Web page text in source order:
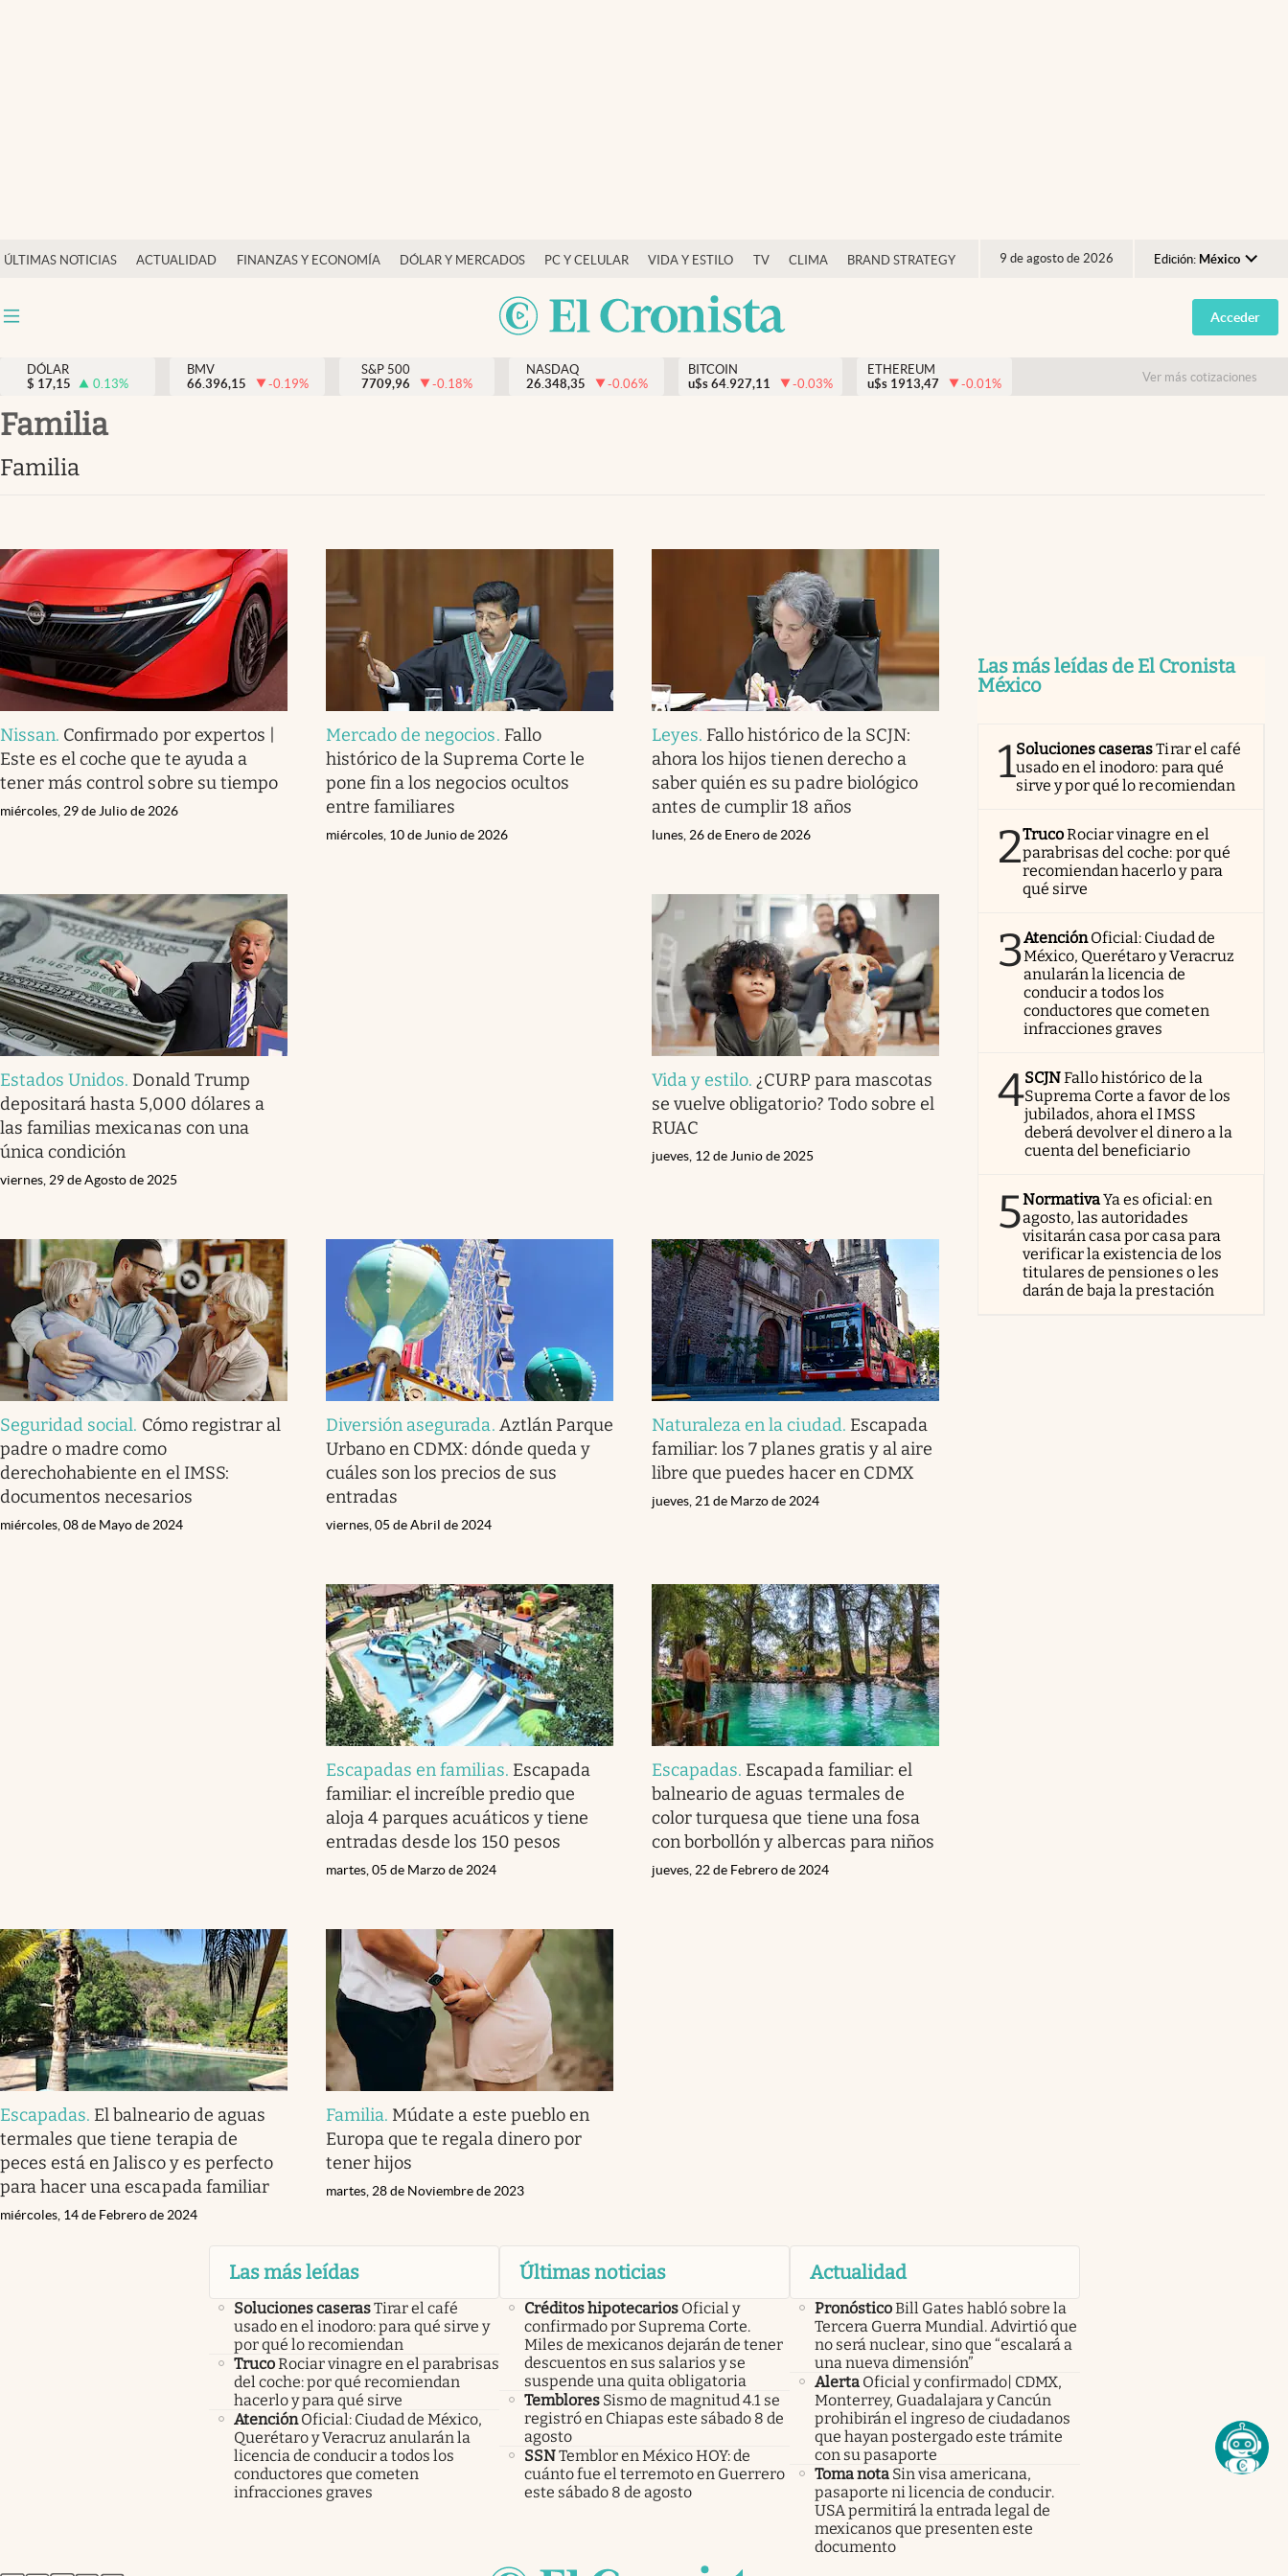
ÚLTIMAS NOTICIAS ACTUALIDAD FINANZAS Y ECONOMÍA DÓLAR Y MERCADOS PC Y CELULAR VIDA Y ESTILO TV CLIMA BRAND STRATEGY 9 de agosto de 2026 Edición: México
Argentina
España
USA
Opinión
Vida y estilo
Clima
Espiritualidad
abre en nueva pestaña
Acceder
DÓLAR
$ 17,15 0.13%
BMV
66.396,15
-0.19%
S&P 500
7709,96
-0.18%
NASDAQ
26.348,35
-0.06%
BITCOIN
u$s 64.927,11 -0.03%
ETHEREUM
u$s 1913,47 -0.01% Ver más cotizaciones
familia
familia
Nissan. Confirmado por expertos |
Este es el coche que te ayuda a
tener más control sobre su tiempo
miércoles, 29 de Julio de 2026
Mercado de negocios. Fallo
histórico de la Suprema Corte le
pone fin a los negocios ocultos
entre familiares
miércoles, 10 de Junio de 2026
Leyes. Fallo histórico de la SCJN:
ahora los hijos tienen derecho a
saber quién es su padre biológico
antes de cumplir 18 años
lunes, 26 de Enero de 2026
Estados Unidos. Donald Trump
depositará hasta 5,000 dólares a
las familias mexicanas con una
única condición
viernes, 29 de Agosto de 2025
Vida y estilo. ¿CURP para mascotas
se vuelve obligatorio? Todo sobre el
RUAC
jueves, 12 de Junio de 2025
Seguridad social. Cómo registrar al
padre o madre como
derechohabiente en el IMSS:
documentos necesarios
miércoles, 08 de Mayo de 2024
Diversión asegurada. Aztlán Parque
Urbano en CDMX: dónde queda y
cuáles son los precios de sus
entradas
viernes, 05 de Abril de 2024
Naturaleza en la ciudad. Escapada
familiar: los 7 planes gratis y al aire
libre que puedes hacer en CDMX
jueves, 21 de Marzo de 2024
Escapadas en familias. Escapada
familiar: el increíble predio que
aloja 4 parques acuáticos y tiene
entradas desde los 150 pesos
martes, 05 de Marzo de 2024
Escapadas. Escapada familiar: el
balneario de aguas termales de
color turquesa que tiene una fosa
con borbollón y albercas para niños
jueves, 22 de Febrero de 2024
Escapadas. El balneario de aguas
termales que tiene terapia de
peces está en Jalisco y es perfecto
para hacer una escapada familiar
miércoles, 14 de Febrero de 2024
Familia. Múdate a este pueblo en
Europa que te regala dinero por
tener hijos
martes, 28 de Noviembre de 2023
Las más leídas de El Cronista
México
1Soluciones caserasTirar el café
usado en el inodoro: para qué
sirve y por qué lo recomiendan
2TrucoRociar vinagre en el
parabrisas del coche: por qué
recomiendan hacerlo y para
qué sirve
3AtenciónOficial: Ciudad de
México, Querétaro y Veracruz
anularán la licencia de
conducir a todos los
conductores que cometen
infracciones graves
4SCJNFallo histórico de la
Suprema Corte a favor de los
jubilados, ahora el IMSS
deberá devolver el dinero a la
cuenta del beneficiario
5NormativaYa es oficial: en
agosto, las autoridades
visitarán casa por casa para
verificar la existencia de los
titulares de pensiones o les
darán de baja la prestación
Las más leídas
Soluciones caserasTirar el café
usado en el inodoro: para qué sirve y
por qué lo recomiendan
TrucoRociar vinagre en el parabrisas
del coche: por qué recomiendan
hacerlo y para qué sirve
Atención Oficial: Ciudad de México,
Querétaro y Veracruz anularán la
licencia de conducir a todos los
conductores que cometen
infracciones graves
Últimas noticias
Créditos hipotecarios Oficial y
confirmado por Suprema Corte.
Miles de mexicanos dejarán de tener
descuentos en sus salarios y se
suspende una quita obligatoria
Temblores Sismo de magnitud 4.1 se
registró en Chiapas este sábado 8 de
agosto
SSNTemblor en México HOY: de
cuánto fue el terremoto en Guerrero
este sábado 8 de agosto
Actualidad
PronósticoBill Gates habló sobre la
Tercera Guerra Mundial. Advirtió que
no será nuclear, sino que “escalará a
una nueva dimensión”
Alerta Oficial y confirmado| CDMX,
Monterrey, Guadalajara y Cancún
prohibirán el ingreso de ciudadanos
que hayan postergado este trámite
con su pasaporte
Toma nota Sin visa americana,
pasaporte ni licencia de conducir.
USA permitirá la entrada legal de
mexicanos que presenten este
documento